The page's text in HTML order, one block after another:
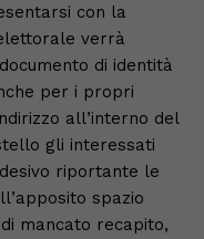
con la
verrà
di identità
per i propri
all’interno del
gli interessati
riportante le
spazio
mancato recapito,